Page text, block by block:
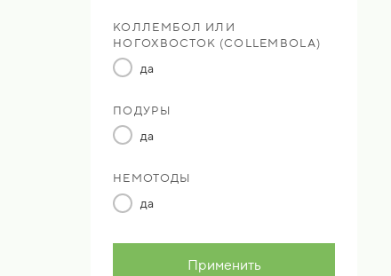
КОЛЛЕМБОЛ ИЛИ
НОГОХВОСТОК (COLLEMBOLA)
да
ПОДУРЫ
да
НЕМОТОДЫ
да
Применить